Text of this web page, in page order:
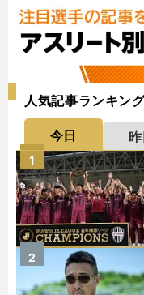
人気記事ランキン
今日 昨
1
2